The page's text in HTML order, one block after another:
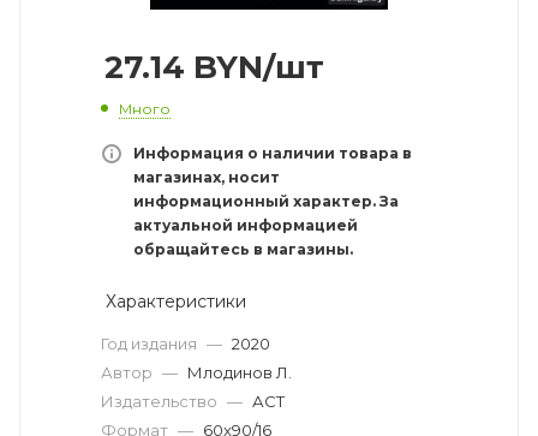
27.14 BYN/шт
Много
Информация о наличии товара в
магазинах, носит
информационный характер. За
актуальной информацией
обращайтесь в магазины.
Характеристики
Год издания — 2020
Автор — Млодинов Л.
Издательство — АСТ
Формат — 60x90/16